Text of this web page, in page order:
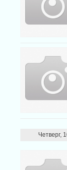
Четверг,